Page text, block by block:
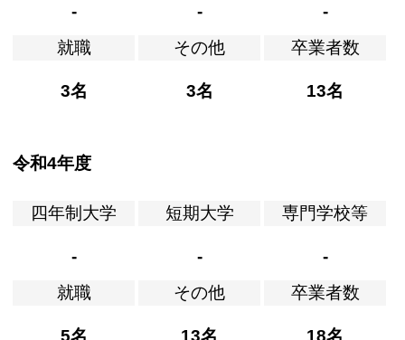
- -
-
就職
3名
その他
3名
卒業者数
13名
令和4年度
四年制大学
-
短期大学
-
専門学校等
-
就職
5名
その他
13名
卒業者数
18名